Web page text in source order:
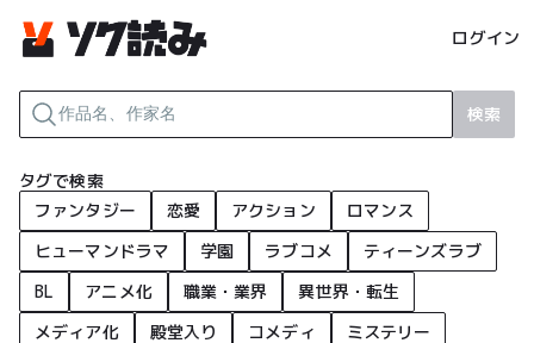
ログイン
検索
タグで検索
ファンタジー
恋愛 アクション
ロマンス
ヒューマンドラマ
学園 ラブコメ
ティーンズラブ
BL
アニメ化 職業・業界
異世界・転生
メディア化
殿堂入り コメディ
ミステリー